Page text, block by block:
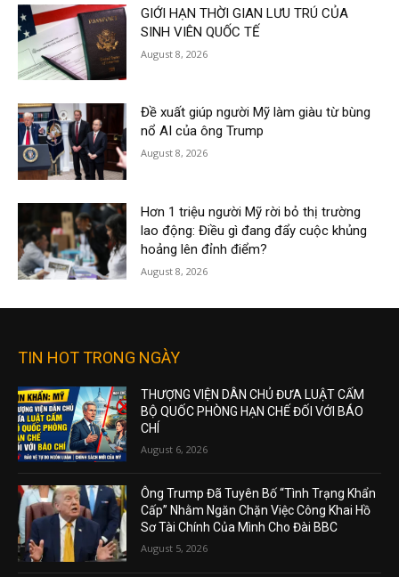
GIỚI HẠN THỜI GIAN LƯU TRÚ CỦA
SINH VIÊN QUỐC TẾ
August 8, 2026
Đề xuất giúp người Mỹ làm giàu từ bùng
nổ AI của ông Trump
August 8, 2026
Hơn 1 triệu người Mỹ rời bỏ thị trường
lao động: Điều gì đang đẩy cuộc khủng
hoảng lên đỉnh điểm?
August 8, 2026
TIN HOT TRONG NGÀY
THƯỢNG VIỆN DÂN CHỦ ĐƯA LUẬT CẤM
BỘ QUỐC PHÒNG HẠN CHẾ ĐỐI VỚI BÁO
CHÍ
August 6, 2026
Ông Trump Đã Tuyên Bố “Tình Trạng Khẩn
Cấp” Nhằm Ngăn Chặn Việc Công Khai Hồ
Sơ Tài Chính Của Mình Cho Đài BBC
August 5, 2026